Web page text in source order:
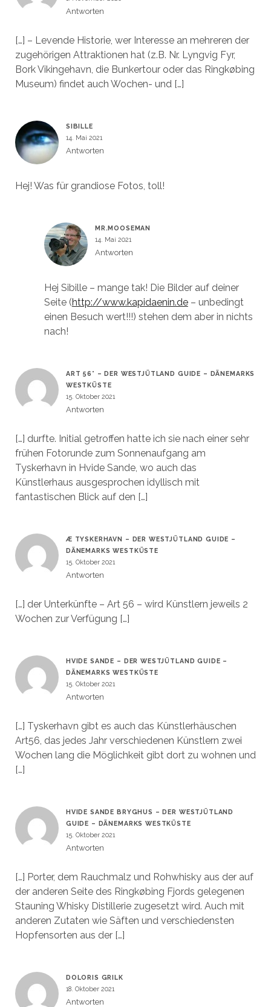
Antworten
[…] – Levende Historie, wer Interesse an mehreren der
zugehörigen Attraktionen hat (z.B. Nr. Lyngvig Fyr,
Bork Vikingehavn, die Bunkertour oder das Ringkøbing
Museum) findet auch Wochen- und […]
SIBILLE
14. Mai 2021
Antworten
Hej! Was für grandiose Fotos, toll!
MR.MOOSEMAN
14. Mai 2021
Antworten
Hej Sibille – mange tak! Die Bilder auf deiner
Seite (http://www.kapidaenin.de– unbedingt
einen Besuch wert!!!) stehen dem aber in nichts
nach!
ART 56° – DER WESTJÜTLAND GUIDE – DÄNEMARKS
WESTKÜSTE
15. Oktober 2021
Antworten
[…] durfte. Initial getroffen hatte ich sie nach einer sehr
frühen Fotorunde zum Sonnenaufgang am
Tyskerhavn in Hvide Sande, wo auch das
Künstlerhaus ausgesprochen idyllisch mit
fantastischen Blick auf den […]
Æ TYSKERHAVN – DER WESTJÜTLAND GUIDE –
DÄNEMARKS WESTKÜSTE
15. Oktober 2021
Antworten
[…] der Unterkünfte – Art 56 – wird Künstlern jeweils 2
Wochen zur Verfügung […]
HVIDE SANDE – DER WESTJÜTLAND GUIDE –
DÄNEMARKS WESTKÜSTE
15. Oktober 2021
Antworten
[…] Tyskerhavn gibt es auch das Künstlerhäuschen
Art56, das jedes Jahr verschiedenen Künstlern zwei
Wochen lang die Möglichkeit gibt dort zu wohnen und
[…]
HVIDE SANDE BRYGHUS – DER WESTJÜTLAND
GUIDE – DÄNEMARKS WESTKÜSTE
15. Oktober 2021
Antworten
[…] Porter, dem Rauchmalz und Rohwhisky aus der auf
der anderen Seite des Ringkøbing Fjords gelegenen
Stauning Whisky Distillerie zugesetzt wird. Auch mit
anderen Zutaten wie Säften und verschiedensten
Hopfensorten aus der […]
DOLORIS GRILK
18. Oktober 2021
Antworten